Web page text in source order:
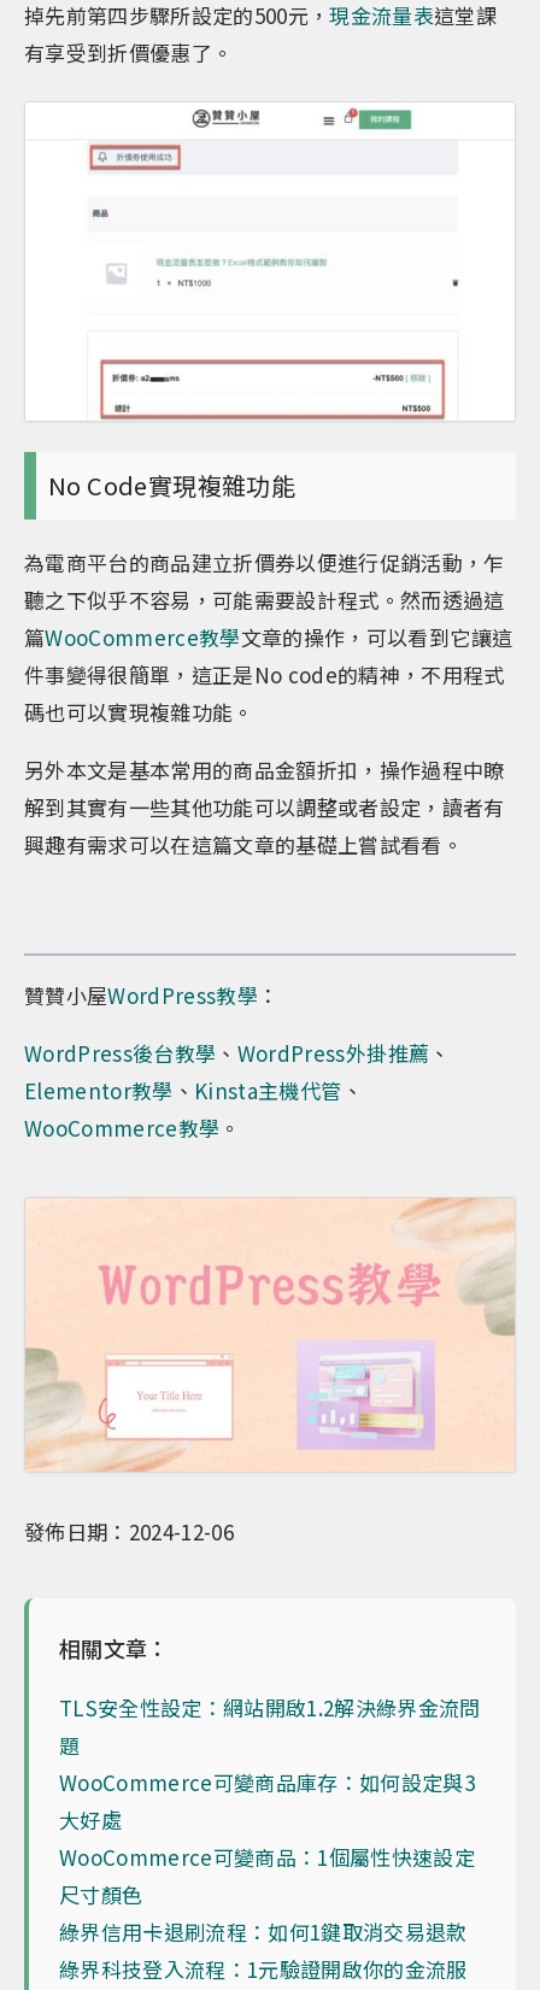
掉先前第四步驟所設定的500元，現金流量表這堂課
有享受到折價優惠了。
No Code實現複雜功能
為電商平台的商品建立折價券以便進行促銷活動，乍
聽之下似乎不容易，可能需要設計程式。然而透過這
篇WooCommerce教學文章的操作，可以看到它讓這
件事變得很簡單，這正是No code的精神，不用程式
碼也可以實現複雜功能。
另外本文是基本常用的商品金額折扣，操作過程中瞭
解到其實有一些其他功能可以調整或者設定，讀者有
興趣有需求可以在這篇文章的基礎上嘗試看看。
贊贊小屋WordPress教學 ：
WordPress後台教學 、 WordPress外掛推薦 、
Elementor教學 、 Kinsta主機代管 、
WooCommerce教學 。
發佈日期：2024-12-06
相關文章：
TLS安全性設定：網站開啟1.2解決綠界金流問
題
WooCommerce可變商品庫存：如何設定與3
大好處
WooCommerce可變商品：1個屬性快速設定
尺寸顏色
綠界信用卡退刷流程：如何1鍵取消交易退款
綠界科技登入流程：1元驗證開啟你的金流服